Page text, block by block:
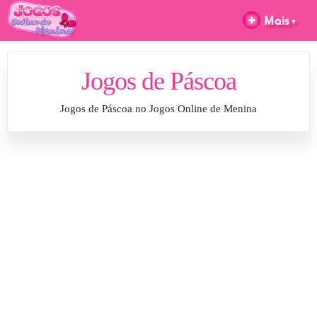
Jogos de Páscoa
Jogos de Páscoa no Jogos Online de Menina